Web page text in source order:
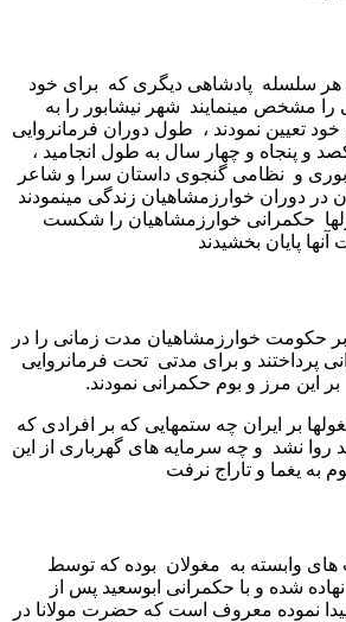
هر سلسله پادشاهی دیگری که برای خود
مشخص مینمایند شهر نیشابور را به
تعیین نمودند ، طول دوران فرمانروایی
و پنجاه و چهار سال به طول انجامید ،
و نظامی گنجوی داستان سرا و شاعر
دوران خوارزمشاهیان زندگی مینمودند
حکمرانی خوارزمشاهیان را شکست
پایان بخشیدند
بر حکومت خوارزمشاهیان مدت زمانی را در
پرداختند و برای مدتی تحت فرمانروایی
این مرز و بوم حکمرانی نمودند.
بر ایران چه ستمهایی که بر افرادی که
روا نشد و چه سرمایه های گهرباری از این
به یغما و تاراج نرفت
های وابسته به مغولان بوده که توسط
شده و با حکمرانی ابوسعید پس از
نموده معروف است که حضرت مولانا در